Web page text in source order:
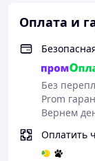
телефону 050
Оплата и
Без
Prom
Вернем
Оплатить